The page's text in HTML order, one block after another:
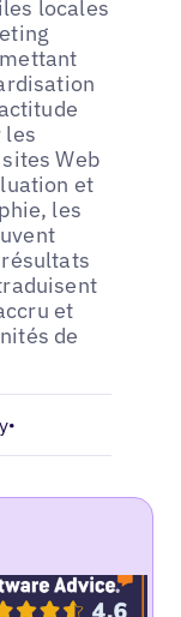
locales
les
Web
et
les
et
de
•